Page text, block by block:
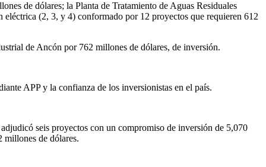
de dólares; la Planta de Tratamiento de Aguas Residuales
(2, 3, y 4) conformado por 12 proyectos que requieren 612
de Ancón por 762 millones de dólares, de inversión.
APP y la confianza de los inversionistas en el país.
seis proyectos con un compromiso de inversión de 5,070
millones de dólares.